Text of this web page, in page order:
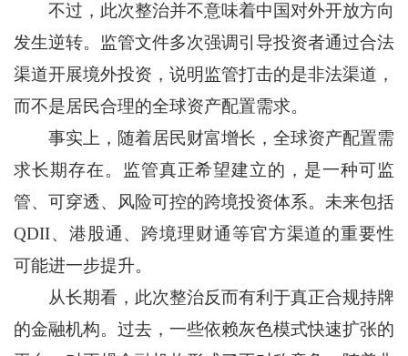
不过，此次整治并不意味着中国对外开放方向
发生逆转。监管文件多次强调引导投资者通过合法
渠道开展境外投资，说明监管打击的是非法渠道，
而不是居民合理的全球资产配置需求。
事实上，随着居民财富增长，全球资产配置需
求长期存在。监管真正希望建立的，是一种可监
管、可穿透、风险可控的跨境投资体系。未来包括
QDII、港股通、跨境理财通等官方渠道的重要性
可能进一步提升。
从长期看，此次整治反而有利于真正合规持牌
的金融机构。过去，一些依赖灰色模式快速扩张的